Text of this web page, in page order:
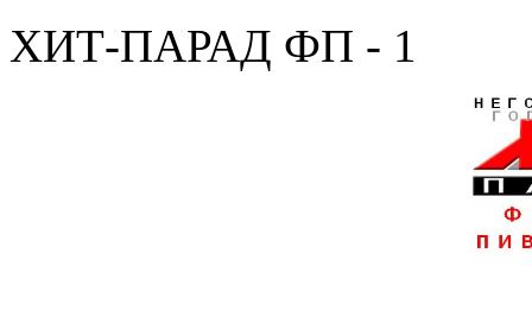
ХИТ-ПАРАД ФП - 1